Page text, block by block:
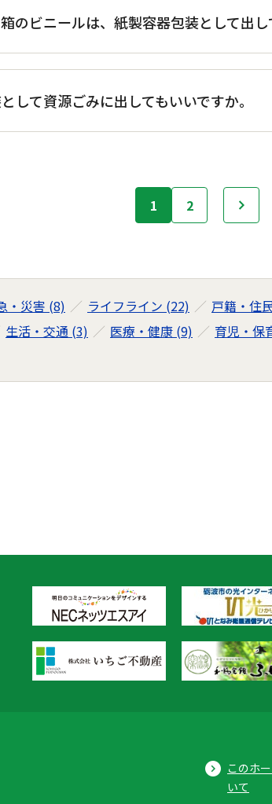
のビニールは、紙製容器包装として出し
して資源ごみに出してもいいですか。
1 2
・災害 (8) ライフライン (22) 戸籍・住
生活・交通 (3) 医療・健康 (9) 育児・保
このホ
いて